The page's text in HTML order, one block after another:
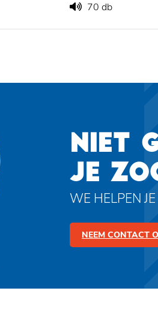
70 db
NIET
JE
WE HELPEN
NEEM CONTACT